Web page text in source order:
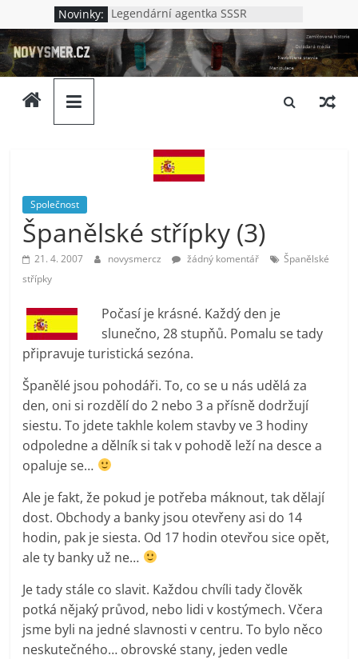
Přeskočit
na
obsah
Novinky: Legendární agentka SSSR
Jak to bylo v Oděse
Nová Chatyň – jak to bylo s
masakrem v Oděse
Lenin – německý špión?
novysmer.cz
Zamlčovaná
historie,
neoblíbená
Neslušnost
upadající
morálka.
Ptáme
komu
vlastně
Společnost
Španělské střípky (3)
21. 4. 2007 novysmercz žádný komentář
Španělské
střípky
Počasí je krásné. Každý den je
slunečno, 28 stupňů. Pomalu se tady
připravuje turistická sezóna.
Španělé jsou pohodáři. To, co se u nás udělá za
den, oni si rozdělí do 2 nebo 3 a přísně dodržují
siestu. To jdete takhle kolem stavby ve 3 hodiny
odpoledne a dělník si tak v pohodě leží na desce a
opaluje se…
Ale je fakt, že pokud je potřeba máknout, tak dělají
dost. Obchody a banky jsou otevřeny asi do 14
hodin, pak je siesta. Od 17 hodin otevřou sice opět,
ale ty banky už ne…
Je tady stále co slavit. Každou chvíli tady člověk
potká nějaký průvod, nebo lidi v kostýmech. Včera
jsme byli na jedné slavnosti v centru. To bylo něco
neskutečného… obrovské stany, jeden vedle